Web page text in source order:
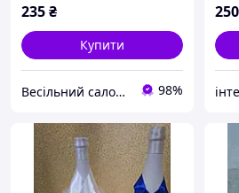
235₴
Купити
Весільний салон "Принцеса" 98%
250